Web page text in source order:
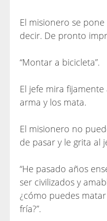
El misionero se
decir. De pronto
“Montar a bicicleta”.
El jefe mira
arma y los mata.
El misionero no
de pasar y le grita al
“He pasado años
ser civilizados y
¿cómo puedes
fría?”.